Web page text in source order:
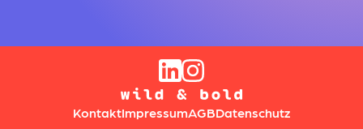
KontaktImpressumAGBDatenschutz